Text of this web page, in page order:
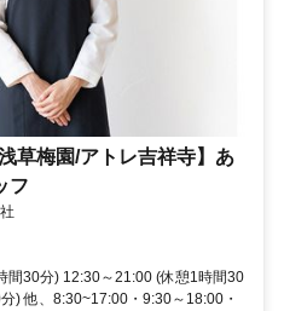
草梅園/アトレ吉祥寺】あ
フ
間30分) 12:30～21:00 (休憩1時間30
) 他、8:30~17:00・9:30～18:00・